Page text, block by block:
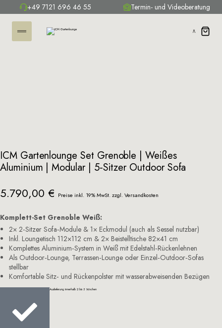
+49 7121 696 46 55 Termin- und Videoberatung
ICM Gartenlounge Set Grenoble | Weißes
Aluminium | Modular | 5‑Sitzer Outdoor Sofa
5.790,00 € Preise inkl. 19% MwSt. zzgl. Versandkosten
Komplett-Set Grenoble Weiß:
2× 2‑Sitzer Sofa‑Module & 1× Eckmodul (auch als Sessel nutzbar)
Inkl. Loungetisch 112×112 cm & 2× Beistelltische 82×41 cm
Komplettes Aluminium‑System in Weiß mit Edelstahl‑Rückenlehnen
Als Outdoor‑Lounge, Terrassen‑Lounge oder Einzel‑Outdoor‑Sofas
stellbar
Komfortable Sitz‑ und Rückenpolster mit wasserabweisenden Bezügen
Auslieferung innerhalb 2 bis 3 Wochen